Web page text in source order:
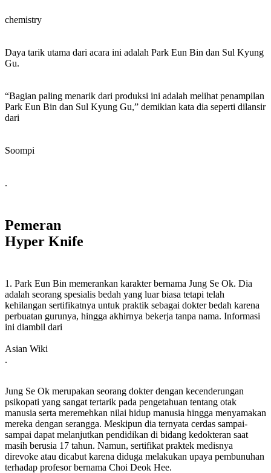
chemistry
Daya tarik utama dari acara ini adalah Park Eun Bin dan Sul Kyung
Gu.
“Bagian paling menarik dari produksi ini adalah melihat penampilan
Park Eun Bin dan Sul Kyung Gu,” demikian kata dia seperti dilansir
dari
Soompi
.
Pemeran
Hyper Knife
1. Park Eun Bin memerankan karakter bernama Jung Se Ok. Dia
adalah seorang spesialis bedah yang luar biasa tetapi telah
kehilangan sertifikatnya untuk praktik sebagai dokter bedah karena
perbuatan gurunya, hingga akhirnya bekerja tanpa nama. Informasi
ini diambil dari
Asian Wiki
.
Jung Se Ok merupakan seorang dokter dengan kecenderungan
psikopati yang sangat tertarik pada pengetahuan tentang otak
manusia serta meremehkan nilai hidup manusia hingga menyamakan
mereka dengan serangga. Meskipun dia ternyata cerdas sampai-
sampai dapat melanjutkan pendidikan di bidang kedokteran saat
masih berusia 17 tahun. Namun, sertifikat praktek medisnya
direvoke atau dicabut karena diduga melakukan upaya pembunuhan
terhadap profesor bernama Choi Deok Hee.